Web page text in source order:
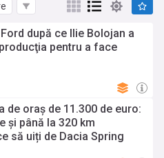
după ce Ilie Bolojan a
pentru a face
de oraș de 11.300 de euro:
și până la 320 km
să uiți de Dacia Spring